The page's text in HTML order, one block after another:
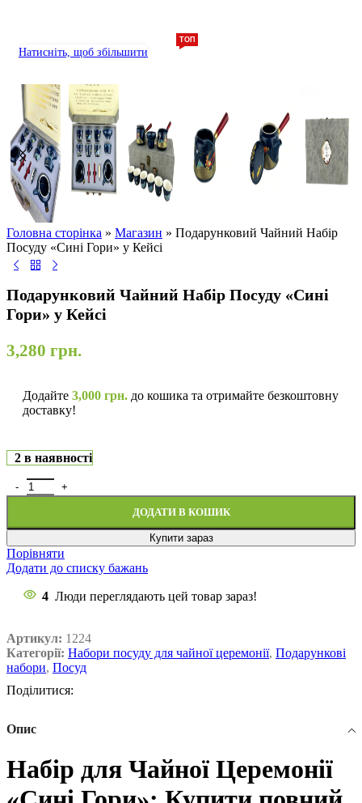
Натисніть, щоб збільшити
Головна сторінка » Магазин » Подарунковий Чайний Набір
Посуду «Сині Гори» у Кейсі
Подарунковий Чайний Набір Посуду «Сині
Гори» у Кейсі
3,280 грн.
Додайте 3,000 грн. до кошика та отримайте безкоштовну
доставку!
2 в наявності
ДОДАТИ В КОШИК
Купити зараз
Порівняти
Додати до списку бажань
4 Люди переглядають цей товар зараз!
Артикул: 1224
Категорії: Набори посуду для чайної церемонії, Подарункові
набори, Посуд
Поділитися:
Опис
Набір для Чайної Церемонії
ТОП